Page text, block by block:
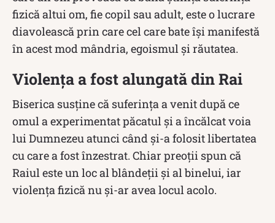
fizică altui om, fie copil sau adult, este o lucrare
diavolească prin care cel care bate își manifestă
în acest mod mândria, egoismul și răutatea.
Violența a fost alungată din Rai
Biserica susține că suferinţa a venit după ce
omul a experimentat păcatul şi a încălcat voia
lui Dumnezeu atunci când şi-a folosit libertatea
cu care a fost înzestrat. Chiar preoţii spun că
Raiul este un loc al blândeţii şi al binelui, iar
violenţa fizică nu şi-ar avea locul acolo.